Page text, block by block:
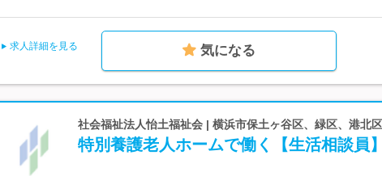
求人詳細を見る 気になる
社会福祉法人怡土福祉会 | 横浜市保土ヶ谷区、緑区、港北
特別養護老人ホームで働く【生活相談員